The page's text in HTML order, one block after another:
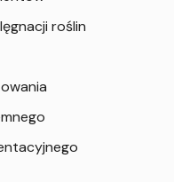
roślin